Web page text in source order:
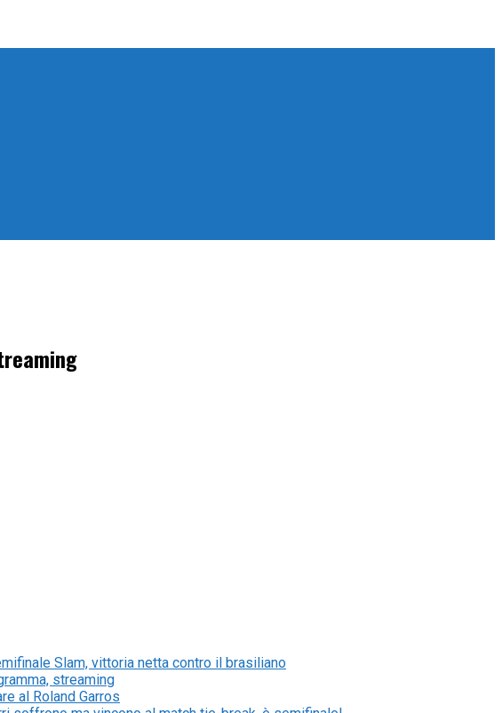
Slam, vittoria netta contro il brasiliano
streaming
al Roland Garros